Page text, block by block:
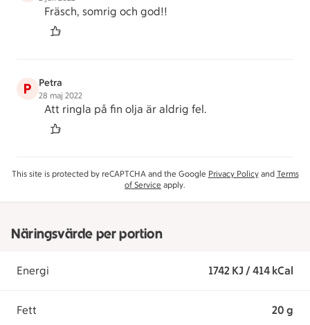
Fräsch, somrig och god!!
P Petra
28 maj 2022
Att ringla på fin olja är aldrig fel.
This site is protected by reCAPTCHA and the Google Privacy Policyand Terms
of Service apply.
Näringsvärde per portion
Energi 1742 KJ / 414 kCal
Fett 20 g